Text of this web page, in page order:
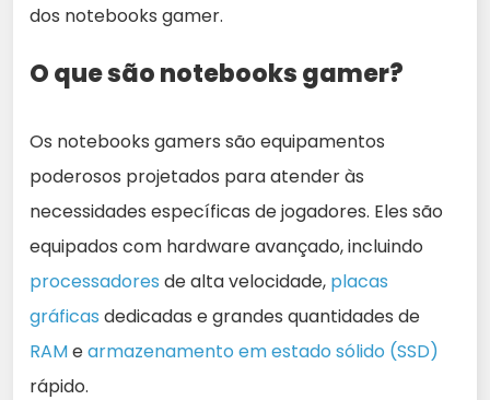
dos notebooks gamer.
O que são notebooks gamer?
Os notebooks gamers são equipamentos
poderosos projetados para atender às
necessidades específicas de jogadores. Eles são
equipados com hardware avançado, incluindo
processadores de alta velocidade, placas
gráficas dedicadas e grandes quantidades de
RAMearmazenamento em estado sólido (SSD)
rápido.